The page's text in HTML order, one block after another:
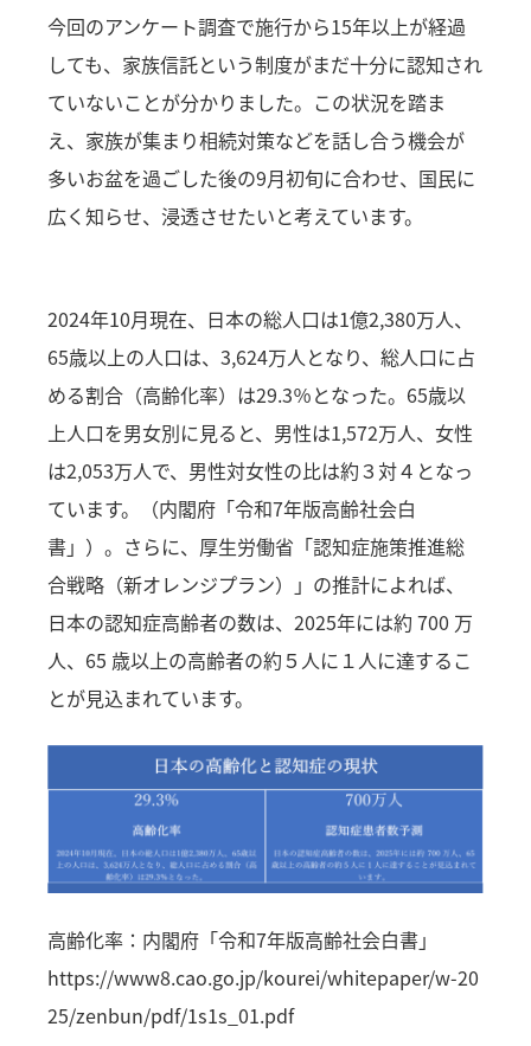
今回のアンケート調査で施行から15年以上が経過
しても、家族信託という制度がまだ十分に認知され
ていないことが分かりました。この状況を踏ま
え、家族が集まり相続対策などを話し合う機会が
多いお盆を過ごした後の9月初旬に合わせ、国民に
広く知らせ、浸透させたいと考えています。
2024年10月現在、日本の総人口は1億2,380万人、
65歳以上の人口は、3,624万人となり、総人口に占
める割合（高齢化率）は29.3％となった。65歳以
上人口を男女別に見ると、男性は1,572万人、女性
は2,053万人で、男性対女性の比は約３対４となっ
ています。（内閣府「令和7年版高齢社会白
書」）。さらに、厚生労働省「認知症施策推進総
合戦略（新オレンジプラン）」の推計によれば、
日本の認知症高齢者の数は、2025年には約 700 万
人、65 歳以上の高齢者の約５人に１人に達するこ
とが見込まれています。
高齢化率：内閣府「令和7年版高齢社会白書」
https://www8.cao.go.jp/kourei/whitepaper/w-20
25/zenbun/pdf/1s1s_01.pdf